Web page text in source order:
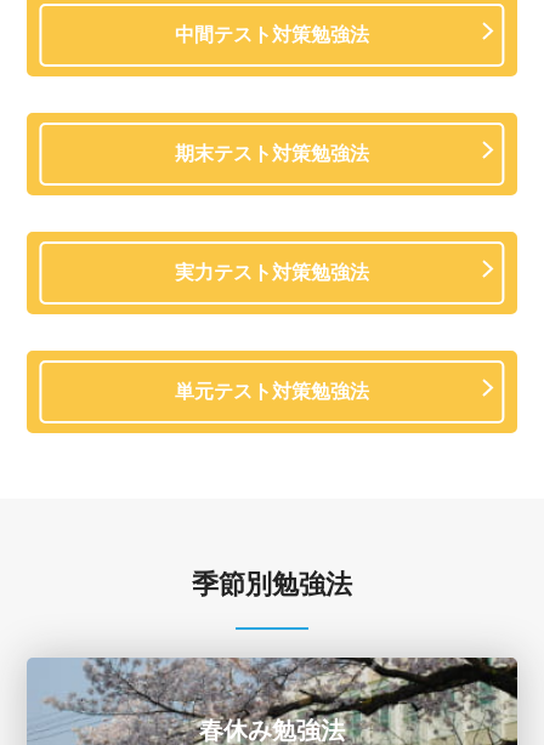
中間テスト対策勉強法
期末テスト対策勉強法
実力テスト対策勉強法
単元テスト対策勉強法
季節別勉強法
春休み勉強法